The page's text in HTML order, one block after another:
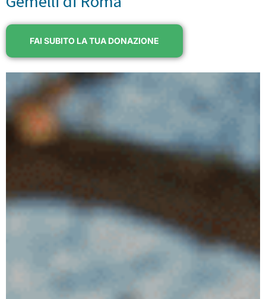
FAI SUBITO LA TUA DONAZIONE